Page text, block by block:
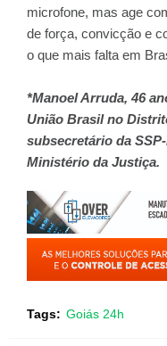
microfone, mas age
de força, convicção e
o que mais falta em
*Manoel Arruda, 46
União Brasil no
subsecretário da
Ministério da Justiça.
Tags: Goiás 24h